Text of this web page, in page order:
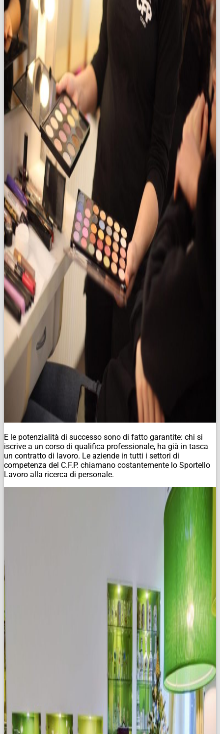
E le potenzialità di successo sono di fatto garantite: chi si
iscrive a un corso di qualifica professionale, ha già in tasca
un contratto di lavoro. Le aziende in tutti i settori di
competenza del C.F.P. chiamano costantemente lo Sportello
Lavoro alla ricerca di personale.